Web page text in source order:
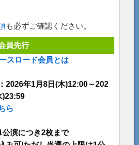
も必ずご確認ください。
員先行
スロード会員とは
2026年1月8日(木)12:00～202
)23:59
ら
公演につき2枚まで